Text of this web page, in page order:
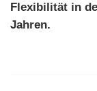
Flexibilität in
Jahren.